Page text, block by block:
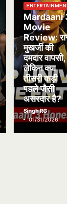
Mardaani
Movie
Review:
मुखर्जी की
दमदार वापसी,
लेकिन क्या
तीसरी कड़ी
पहले जैसी
असरदार है?
Singh RG
01/31/2026